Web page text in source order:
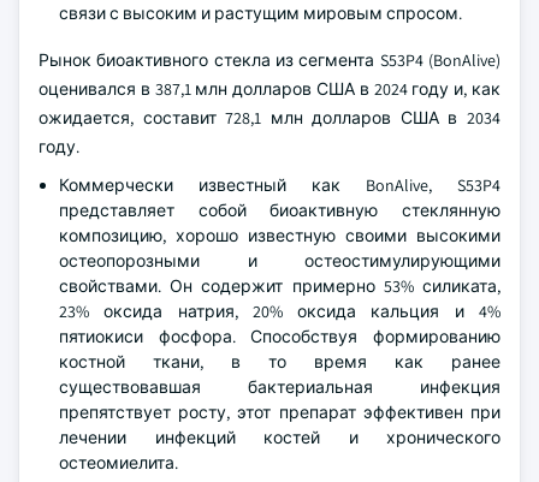
связи с высоким и растущим мировым спросом.
Рынок биоактивного стекла из сегмента S53P4 (BonAlive)
оценивался в 387,1 млн долларов США в 2024 году и, как
ожидается, составит 728,1 млн долларов США в 2034
году.
Коммерчески известный как BonAlive, S53P4
представляет собой биоактивную стеклянную
композицию, хорошо известную своими высокими
остеопорозными и остеостимулирующими
свойствами. Он содержит примерно 53% силиката,
23% оксида натрия, 20% оксида кальция и 4%
пятиокиси фосфора. Способствуя формированию
костной ткани, в то время как ранее
существовавшая бактериальная инфекция
препятствует росту, этот препарат эффективен при
лечении инфекций костей и хронического
остеомиелита.